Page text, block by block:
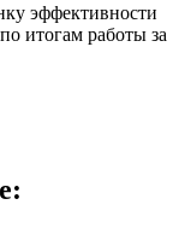
эффективности
итогам работы за